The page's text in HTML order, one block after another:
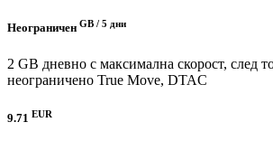
Неограничен GB / 5 дни
2 GB дневно с максимална скорост, след
неограничено True Move, DTAC
9.71 EUR